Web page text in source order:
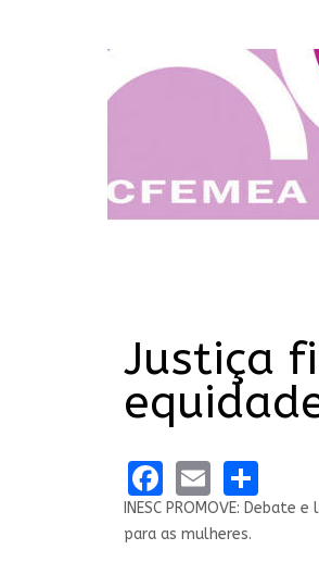
Justiça
Facebook
Email
INESC PROMOVE:
para as mulheres.